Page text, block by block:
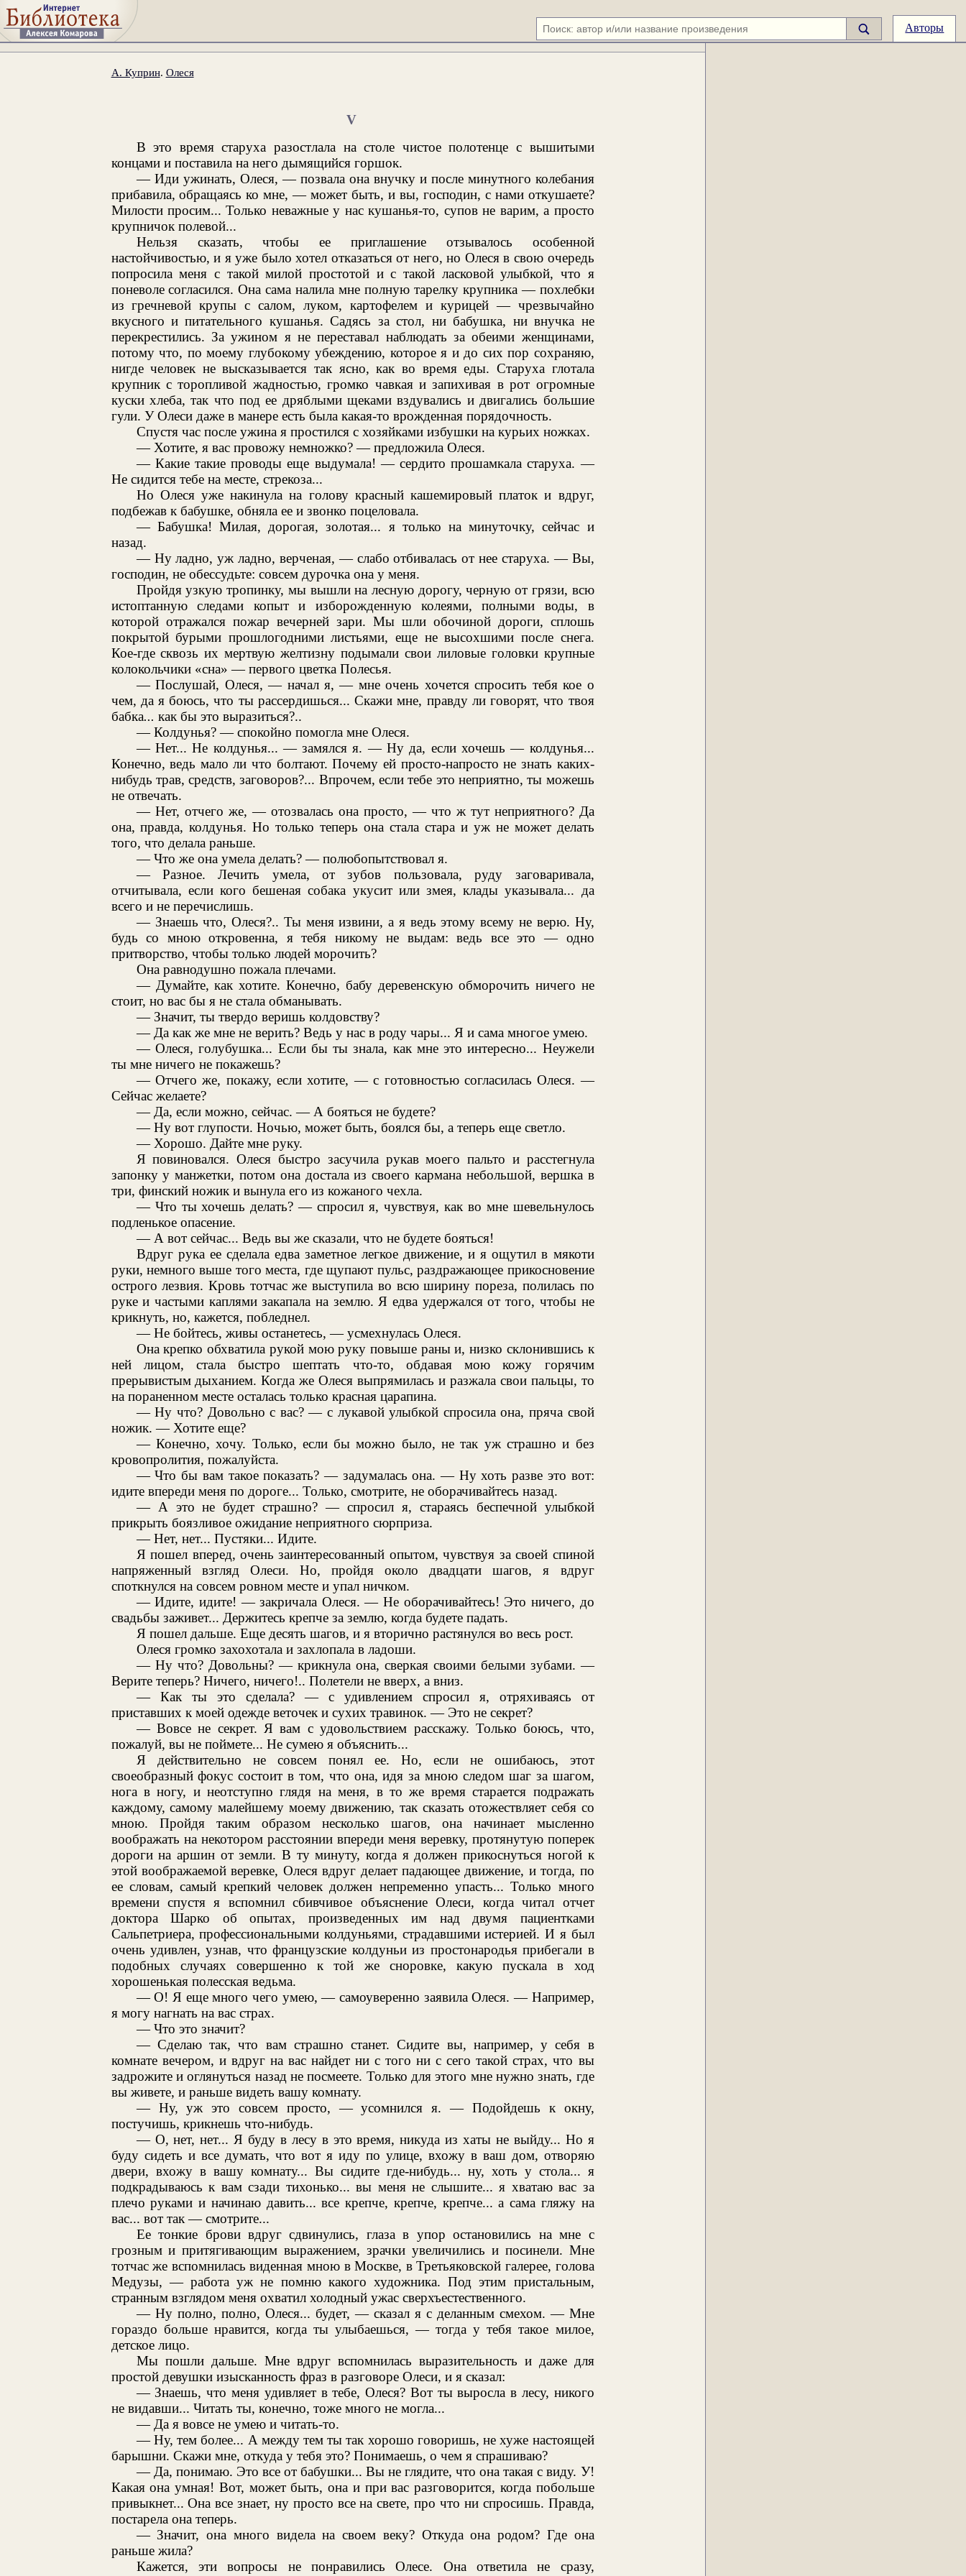
Авторы
А. Куприн. Олеся
V
В это время старуха разостлала на столе чистое полотенце с вышитыми
концами и поставила на него дымящийся горшок.
— Иди ужинать, Олеся, — позвала она внучку и после минутного колебания
прибавила, обращаясь ко мне, — может быть, и вы, господин, с нами откушаете?
Милости просим... Только неважные у нас кушанья-то, супов не варим, а просто
крупничок полевой...
Нельзя сказать, чтобы ее приглашение отзывалось особенной
настойчивостью, и я уже было хотел отказаться от него, но Олеся в свою очередь
попросила меня с такой милой простотой и с такой ласковой улыбкой, что я
поневоле согласился. Она сама налила мне полную тарелку крупника — похлебки
из гречневой крупы с салом, луком, картофелем и курицей — чрезвычайно
вкусного и питательного кушанья. Садясь за стол, ни бабушка, ни внучка не
перекрестились. За ужином я не переставал наблюдать за обеими женщинами,
потому что, по моему глубокому убеждению, которое я и до сих пор сохраняю,
нигде человек не высказывается так ясно, как во время еды. Старуха глотала
крупник с торопливой жадностью, громко чавкая и запихивая в рот огромные
куски хлеба, так что под ее дряблыми щеками вздувались и двигались большие
гули. У Олеси даже в манере есть была какая-то врожденная порядочность.
Спустя час после ужина я простился с хозяйками избушки на курьих ножках.
— Хотите, я вас провожу немножко? — предложила Олеся.
— Какие такие проводы еще выдумала! — сердито прошамкала старуха. —
Не сидится тебе на месте, стрекоза...
Но Олеся уже накинула на голову красный кашемировый платок и вдруг,
подбежав к бабушке, обняла ее и звонко поцеловала.
— Бабушка! Милая, дорогая, золотая... я только на минуточку, сейчас и
назад.
— Ну ладно, уж ладно, верченая, — слабо отбивалась от нее старуха. — Вы,
господин, не обессудьте: совсем дурочка она у меня.
Пройдя узкую тропинку, мы вышли на лесную дорогу, черную от грязи, всю
истоптанную следами копыт и изборожденную колеями, полными воды, в
которой отражался пожар вечерней зари. Мы шли обочиной дороги, сплошь
покрытой бурыми прошлогодними листьями, еще не высохшими после снега.
Кое-где сквозь их мертвую желтизну подымали свои лиловые головки крупные
колокольчики «сна» — первого цветка Полесья.
— Послушай, Олеся, — начал я, — мне очень хочется спросить тебя кое о
чем, да я боюсь, что ты рассердишься... Скажи мне, правду ли говорят, что твоя
бабка... как бы это выразиться?..
— Колдунья? — спокойно помогла мне Олеся.
— Нет... Не колдунья... — замялся я. — Ну да, если хочешь — колдунья...
Конечно, ведь мало ли что болтают. Почему ей просто-напросто не знать каких-
нибудь трав, средств, заговоров?... Впрочем, если тебе это неприятно, ты можешь
не отвечать.
— Нет, отчего же, — отозвалась она просто, — что ж тут неприятного? Да
она, правда, колдунья. Но только теперь она стала стара и уж не может делать
того, что делала раньше.
— Что же она умела делать? — полюбопытствовал я.
— Разное. Лечить умела, от зубов пользовала, руду заговаривала,
отчитывала, если кого бешеная собака укусит или змея, клады указывала... да
всего и не перечислишь.
— Знаешь что, Олеся?.. Ты меня извини, а я ведь этому всему не верю. Ну,
будь со мною откровенна, я тебя никому не выдам: ведь все это — одно
притворство, чтобы только людей морочить?
Она равнодушно пожала плечами.
— Думайте, как хотите. Конечно, бабу деревенскую обморочить ничего не
стоит, но вас бы я не стала обманывать.
— Значит, ты твердо веришь колдовству?
— Да как же мне не верить? Ведь у нас в роду чары... Я и сама многое умею.
— Олеся, голубушка... Если бы ты знала, как мне это интересно... Неужели
ты мне ничего не покажешь?
— Отчего же, покажу, если хотите, — с готовностью согласилась Олеся. —
Сейчас желаете?
— Да, если можно, сейчас. — А бояться не будете?
— Ну вот глупости. Ночью, может быть, боялся бы, а теперь еще светло.
— Хорошо. Дайте мне руку.
Я повиновался. Олеся быстро засучила рукав моего пальто и расстегнула
запонку у манжетки, потом она достала из своего кармана небольшой, вершка в
три, финский ножик и вынула его из кожаного чехла.
— Что ты хочешь делать? — спросил я, чувствуя, как во мне шевельнулось
подленькое опасение.
— А вот сейчас... Ведь вы же сказали, что не будете бояться!
Вдруг рука ее сделала едва заметное легкое движение, и я ощутил в мякоти
руки, немного выше того места, где щупают пульс, раздражающее прикосновение
острого лезвия. Кровь тотчас же выступила во всю ширину пореза, полилась по
руке и частыми каплями закапала на землю. Я едва удержался от того, чтобы не
крикнуть, но, кажется, побледнел.
— Не бойтесь, живы останетесь, — усмехнулась Олеся.
Она крепко обхватила рукой мою руку повыше раны и, низко склонившись к
ней лицом, стала быстро шептать что-то, обдавая мою кожу горячим
прерывистым дыханием. Когда же Олеся выпрямилась и разжала свои пальцы, то
на пораненном месте осталась только красная царапина.
— Ну что? Довольно с вас? — с лукавой улыбкой спросила она, пряча свой
ножик. — Хотите еще?
— Конечно, хочу. Только, если бы можно было, не так уж страшно и без
кровопролития, пожалуйста.
— Что бы вам такое показать? — задумалась она. — Ну хоть разве это вот:
идите впереди меня по дороге... Только, смотрите, не оборачивайтесь назад.
— А это не будет страшно? — спросил я, стараясь беспечной улыбкой
прикрыть боязливое ожидание неприятного сюрприза.
— Нет, нет... Пустяки... Идите.
Я пошел вперед, очень заинтересованный опытом, чувствуя за своей спиной
напряженный взгляд Олеси. Но, пройдя около двадцати шагов, я вдруг
споткнулся на совсем ровном месте и упал ничком.
— Идите, идите! — закричала Олеся. — Не оборачивайтесь! Это ничего, до
свадьбы заживет... Держитесь крепче за землю, когда будете падать.
Я пошел дальше. Еще десять шагов, и я вторично растянулся во весь рост.
Олеся громко захохотала и захлопала в ладоши.
— Ну что? Довольны? — крикнула она, сверкая своими белыми зубами. —
Верите теперь? Ничего, ничего!.. Полетели не вверх, а вниз.
— Как ты это сделала? — с удивлением спросил я, отряхиваясь от
приставших к моей одежде веточек и сухих травинок. — Это не секрет?
— Вовсе не секрет. Я вам с удовольствием расскажу. Только боюсь, что,
пожалуй, вы не поймете... Не сумею я объяснить...
Я действительно не совсем понял ее. Но, если не ошибаюсь, этот
своеобразный фокус состоит в том, что она, идя за мною следом шаг за шагом,
нога в ногу, и неотступно глядя на меня, в то же время старается подражать
каждому, самому малейшему моему движению, так сказать отожествляет себя со
мною. Пройдя таким образом несколько шагов, она начинает мысленно
воображать на некотором расстоянии впереди меня веревку, протянутую поперек
дороги на аршин от земли. В ту минуту, когда я должен прикоснуться ногой к
этой воображаемой веревке, Олеся вдруг делает падающее движение, и тогда, по
ее словам, самый крепкий человек должен непременно упасть... Только много
времени спустя я вспомнил сбивчивое объяснение Олеси, когда читал отчет
доктора Шарко об опытах, произведенных им над двумя пациентками
Сальпетриера, профессиональными колдуньями, страдавшими истерией. И я был
очень удивлен, узнав, что французские колдуньи из простонародья прибегали в
подобных случаях совершенно к той же сноровке, какую пускала в ход
хорошенькая полесская ведьма.
— О! Я еще много чего умею, — самоуверенно заявила Олеся. — Например,
я могу нагнать на вас страх.
— Что это значит?
— Сделаю так, что вам страшно станет. Сидите вы, например, у себя в
комнате вечером, и вдруг на вас найдет ни с того ни с сего такой страх, что вы
задрожите и оглянуться назад не посмеете. Только для этого мне нужно знать, где
вы живете, и раньше видеть вашу комнату.
— Ну, уж это совсем просто, — усомнился я. — Подойдешь к окну,
постучишь, крикнешь что-нибудь.
— О, нет, нет... Я буду в лесу в это время, никуда из хаты не выйду... Но я
буду сидеть и все думать, что вот я иду по улице, вхожу в ваш дом, отворяю
двери, вхожу в вашу комнату... Вы сидите где-нибудь... ну, хоть у стола... я
подкрадываюсь к вам сзади тихонько... вы меня не слышите... я хватаю вас за
плечо руками и начинаю давить... все крепче, крепче, крепче... а сама гляжу на
вас... вот так — смотрите...
Ее тонкие брови вдруг сдвинулись, глаза в упор остановились на мне с
грозным и притягивающим выражением, зрачки увеличились и посинели. Мне
тотчас же вспомнилась виденная мною в Москве, в Третьяковской галерее, голова
Медузы, — работа уж не помню какого художника. Под этим пристальным,
странным взглядом меня охватил холодный ужас сверхъестественного.
— Ну полно, полно, Олеся... будет, — сказал я с деланным смехом. — Мне
гораздо больше нравится, когда ты улыбаешься, — тогда у тебя такое милое,
детское лицо.
Мы пошли дальше. Мне вдруг вспомнилась выразительность и даже для
простой девушки изысканность фраз в разговоре Олеси, и я сказал:
— Знаешь, что меня удивляет в тебе, Олеся? Вот ты выросла в лесу, никого
не видавши... Читать ты, конечно, тоже много не могла...
— Да я вовсе не умею и читать-то.
— Ну, тем более... А между тем ты так хорошо говоришь, не хуже настоящей
барышни. Скажи мне, откуда у тебя это? Понимаешь, о чем я спрашиваю?
— Да, понимаю. Это все от бабушки... Вы не глядите, что она такая с виду. У!
Какая она умная! Вот, может быть, она и при вас разговорится, когда побольше
привыкнет... Она все знает, ну просто все на свете, про что ни спросишь. Правда,
постарела она теперь.
— Значит, она много видела на своем веку? Откуда она родом? Где она
раньше жила?
Кажется, эти вопросы не понравились Олесе. Она ответила не сразу,